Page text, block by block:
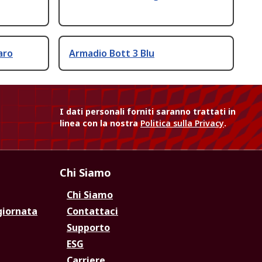
Armadio Bott 3 Blu
I dati personali forniti saranno trattati in
linea con la nostraPolitica sulla Privacy.
Chi Siamo
Chi Siamo
Contattaci
Supporto
ESG